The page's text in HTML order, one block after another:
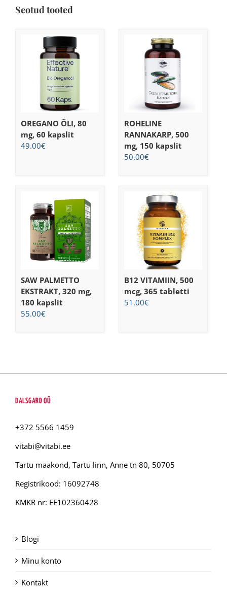
Seotud tooted
OREGANO ÕLI, 80
mg, 60 kapslit
49.00€
ROHELINE
RANNAKARP, 500
mg, 150 kapslit
50.00€
SAW PALMETTO
EKSTRAKT, 320 mg,
180 kapslit
55.00€
B12 VITAMIIN, 500
mcg, 365 tabletti
51.00€
DALSGARD OÜ
+372 5566 1459
vitabi@vitabi.ee
Tartu maakond, Tartu linn, Anne tn 80, 50705
Registrikood: 16092748
KMKR nr: EE102360428
Blogi
Minu konto
Kontakt